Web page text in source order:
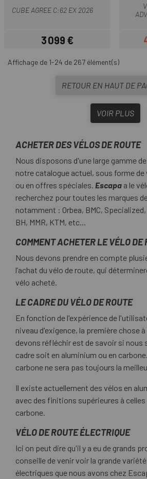
CUBE AGREE C:62 EX 2026
Prix
3 099 €
Affichage de 1-24 de 267 élément(s)
RETOUR EN HAUT DE
VOIR PLUS
ACHETER DES VÉLOS DE ROUTE
Nous disposons d'une large gamme
notre catalogue actuel, sous forme de
ou en offres spéciales. Escapa a le
recherchez pour toutes les marques
notamment : Orbea, BMC, Specialized,
BH, MMR, KTM, etc...
COMMENT ACHETER LE VÉLO DE
Nous devons prendre en compte
l’achat du vélo de route, qui
vélo acheté.
LE CADRE DU VÉLO DE ROUTE
En fonction de l'expérience de
niveau d'exigence, la première chose à
devons réfléchir est de savoir si nous
cadre soit en aluminium ou en
carbone ne sera pas toujours la
Il existe actuellement des vélos en
avec des finitions supérieures à
carbone.
VÉLO DE ROUTE ÉLECTRIQUE
Ici on peut dire qu'il y a eu de grands
conseille de venir voir la grande
électriques que nous avons chez